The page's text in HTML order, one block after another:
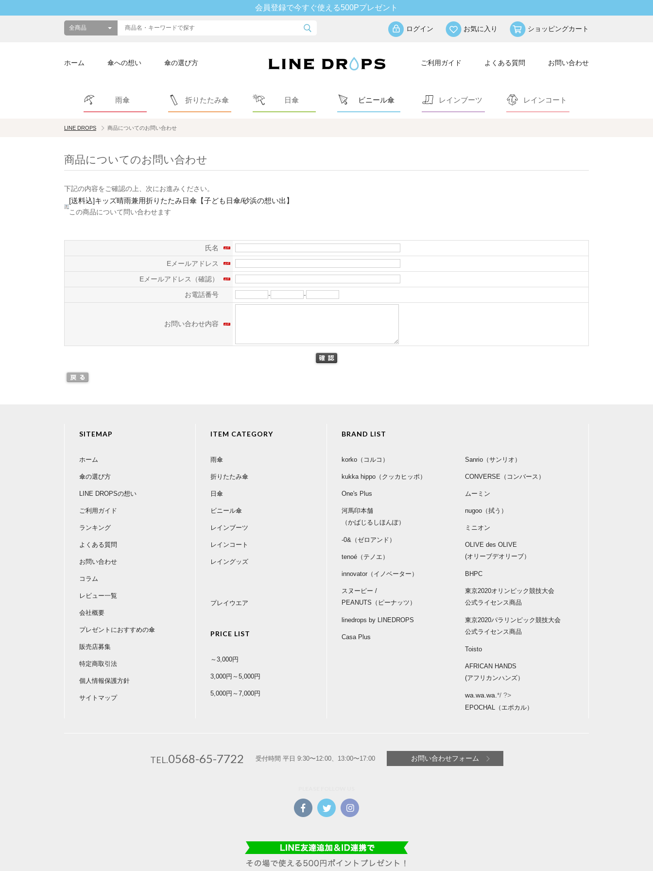
会員登録で今すぐ使える500Pプレゼント
ログイン お気に入り ショッピングカート
ホーム 傘への想い 傘の選び方 ご利用ガイド よくある質問 お問い合わせ
雨傘 折りたたみ傘 日傘 ビニール傘 レインブーツ レインコート
LINE DROPS 商品についてのお問い合わせ
商品についてのお問い合わせ
下記の内容をご確認の上、次にお進みください。
[送料込]キッズ晴雨兼用折りたたみ日傘【子ども日傘/砂浜の想い出】
この商品について問い合わせます
氏名
Eメールアドレス
Eメールアドレス（確認）
お電話番号
- -
お問い合わせ内容
SITEMAP
ホーム
傘の選び方
LINE DROPSの想い
ご利用ガイド
ランキング
よくある質問
お問い合わせ
コラム
レビュー一覧
会社概要
プレゼントにおすすめの傘
販売店募集
特定商取引法
個人情報保護方針
サイトマップ
ITEM CATEGORY
雨傘
折りたたみ傘
日傘
ビニール傘
レインブーツ
レインコート
レイングッズ
プレイウエア
PRICE LIST
～3,000円
3,000円～5,000円
5,000円～7,000円
BRAND LIST
korko（コルコ）
kukka hippo（クッカヒッポ）
One's Plus
河馬印本舗
（かばじるしほんぽ）
-0&（ゼロアンド）
tenoé（テノエ）
innovator（イノベーター）
スヌーピー /
PEANUTS（ピーナッツ）
linedrops by LINEDROPS
Casa Plus
Sanrio（サンリオ）
CONVERSE（コンバース）
ムーミン
nugoo（拭う）
ミニオン
OLIVE des OLIVE
(オリーブデオリーブ）
BHPC
東京2020オリンピック競技大会
公式ライセンス商品
東京2020パラリンピック競技大会
公式ライセンス商品
Toisto
AFRICAN HANDS
(アフリカンハンズ）
wa.wa.wa. */ ?>
EPOCHAL（エポカル）
TEL.0568-65-7722 受付時間 平日 9:30〜12:00、13:00〜17:00 お問い合わせフォーム